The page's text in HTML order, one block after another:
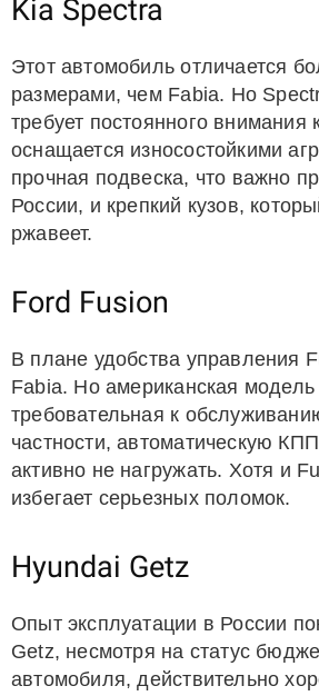
Kia Spectra
Этот автомобиль отличается
размерами, чем Fabia. Но
требует постоянного внимания
оснащается износостойкими
прочная подвеска, что важно
России, и крепкий кузов,
ржавеет.
Ford Fusion
В плане удобства управления
Fabia. Но американская
требовательная к
частности, автоматическую
активно не нагружать. Хотя и
избегает серьезных поломок.
Hyundai Getz
Опыт эксплуатации в России
Getz, несмотря на статус
автомобиля, действительно